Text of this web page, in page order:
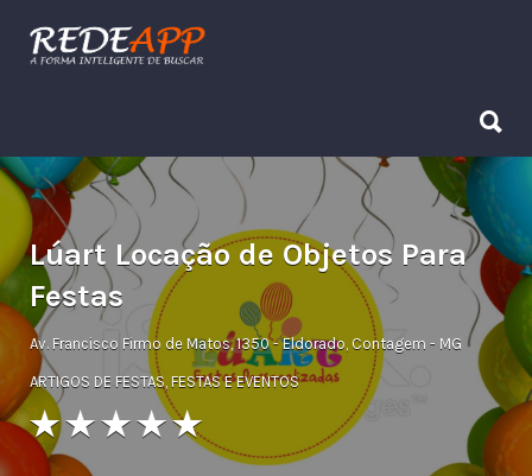
Procurar:
Lúart Locação de Objetos Para
Festas
Av. Francisco Firmo de Matos, 1350 - Eldorado, Contagem - MG
ARTIGOS DE FESTAS, FESTAS E EVENTOS